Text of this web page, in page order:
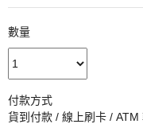
數量
付款方式
貨到付款 / 線上刷卡 / ATM